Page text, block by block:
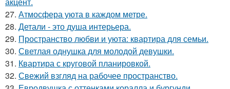
27. Атмосфера уюта в каждом метре.
28. Детали - это душа интерьера.
29. Пространство любви и уюта: квартира для семьи.
30. Светлая однушка для молодой девушки.
31. Квартира с круговой планировкой.
32. Свежий взгляд на рабочее пространство.